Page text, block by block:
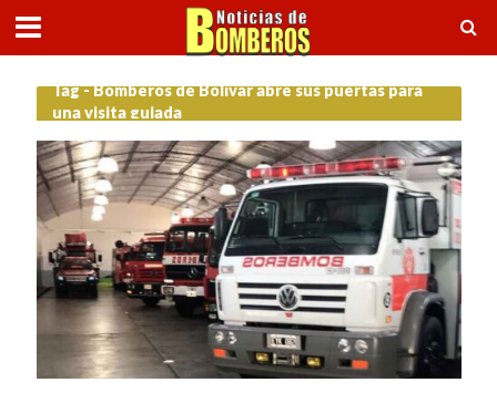
Tag - Bomberos de Bolívar abre sus puertas para
una visita guiada